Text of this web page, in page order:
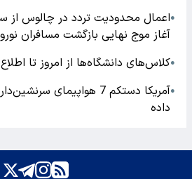
●
آغاز موج نهایی بازگشت مسافران
●کلاس‌های دانشگاه‌ها از امروز تا
●
آمریکا دستکم 7 هواپیمای
داده